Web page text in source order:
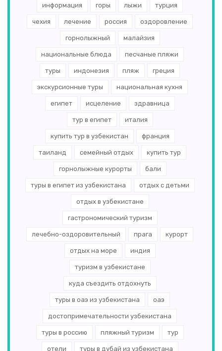
информация горы лыжи турция
чехия лечение россия оздоровление
горнолыжный малайзия
национальные блюда песчаные пляжи
туры индонезия пляж греция
экскурсионные туры национальная кухня
египет исцеление здравница
тур в египет италия
купить тур в узбекистан франция
таиланд семейный отдых купить тур
горнолыжные курорты бали
туры в египет из узбекистана отдых с детьми
отдых в узбекистане
гастрономический туризм
лечебно-оздоровительный прага курорт
отдых на море индия
туризм в узбекистане
куда съездить отдохнуть
туры в оаэ из узбекистана оаэ
достопримечательности узбекистана
туры в россию пляжный туризм тур
отели туры в дубай из узбекистана